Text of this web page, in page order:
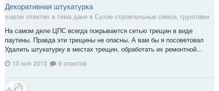
Декоративная штукатурка
master ответил в тема даня в Сухие строительные смеси, грунтовки
На самом деле ЦПС всегда покрывается сетью трещин в виде
паутины. Правда эти трещины не опасны. А вам бы я посоветовал
Удалить штукатурку в местах трещин, обработать их ремонтной...
13 ноя 2013
9 ответов